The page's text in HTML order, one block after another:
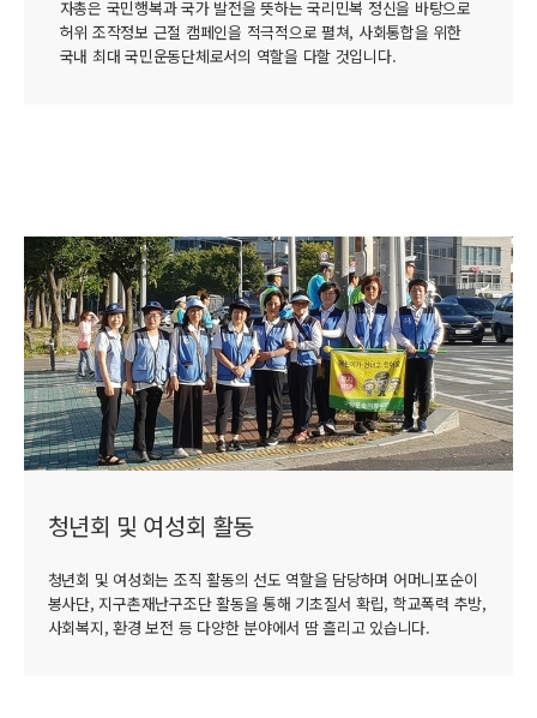
자총은 국민행복과 국가 발전을 뜻하는 국리민복 정신을 바탕으로
허위 조작정보 근절 캠페인을 적극적으로 펼쳐, 사회통합을 위한
국내 최대 국민운동단체로서의 역할을 다할 것입니다.
청년회 및 여성회 활동
청년회 및 여성회는 조직 활동의 선도 역할을 담당하며 어머니포순이
봉사단, 지구촌재난구조단 활동을 통해 기초질서 확립, 학교폭력 추방,
사회복지, 환경 보전 등 다양한 분야에서 땀 흘리고 있습니다.